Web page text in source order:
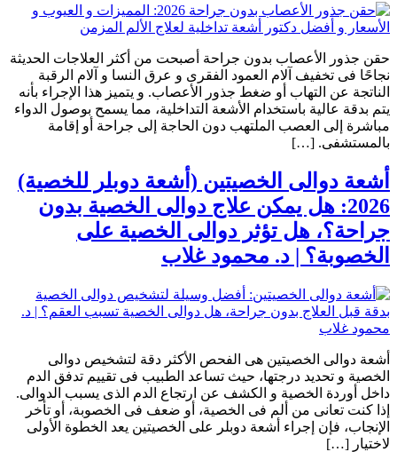
حقن جذور الأعصاب بدون جراحة أصبحت من أكثر العلاجات الحديثة
نجاحًا فى تخفيف آلام العمود الفقرى و عرق النسا و آلام الرقبة
الناتجة عن التهاب أو ضغط جذور الأعصاب. و يتميز هذا الإجراء بأنه
يتم بدقة عالية باستخدام الأشعة التداخلية، مما يسمح بوصول الدواء
مباشرة إلى العصب الملتهب دون الحاجة إلى جراحة أو إقامة
بالمستشفى. […]
أشعة دوالى الخصيتين (أشعة دوبلر للخصية)
2026: هل يمكن علاج دوالى الخصية بدون
جراحة؟، هل تؤثر دوالى الخصية على
الخصوبة؟ | د. محمود غلاب
أشعة دوالى الخصيتين هى الفحص الأكثر دقة لتشخيص دوالى
الخصية و تحديد درجتها، حيث تساعد الطبيب فى تقييم تدفق الدم
داخل أوردة الخصية و الكشف عن ارتجاع الدم الذى يسبب الدوالى.
إذا كنت تعانى من ألم فى الخصية، أو ضعف فى الخصوبة، أو تأخر
الإنجاب، فإن إجراء أشعة دوبلر على الخصيتين يعد الخطوة الأولى
لاختيار […]